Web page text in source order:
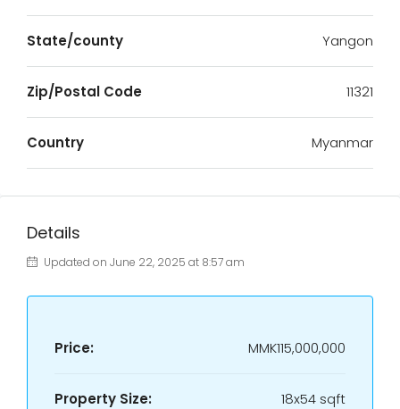
State/county Yangon
Zip/Postal Code 11321
Country Myanmar
Details
Updated on June 22, 2025 at 8:57 am
Price: MMK115,000,000
Property Size: 18x54 sqft